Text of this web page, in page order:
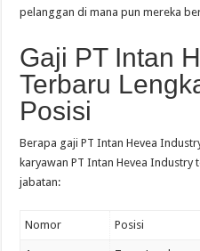
pelanggan di mana pun mereka
Gaji PT Intan
Terbaru
Posisi
Berapa gaji PT Intan Hevea
karyawan PT Intan Hevea
jabatan:
Nomor Posisi